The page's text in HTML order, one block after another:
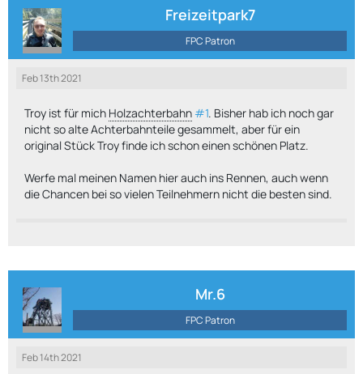
Freizeitpark7
FPC Patron
Feb 13th 2021
Troy ist für mich Holzachterbahn #1. Bisher hab ich noch gar
nicht so alte Achterbahnteile gesammelt, aber für ein
original Stück Troy finde ich schon einen schönen Platz.
Werfe mal meinen Namen hier auch ins Rennen, auch wenn
die Chancen bei so vielen Teilnehmern nicht die besten sind.
Mr.6
FPC Patron
Feb 14th 2021